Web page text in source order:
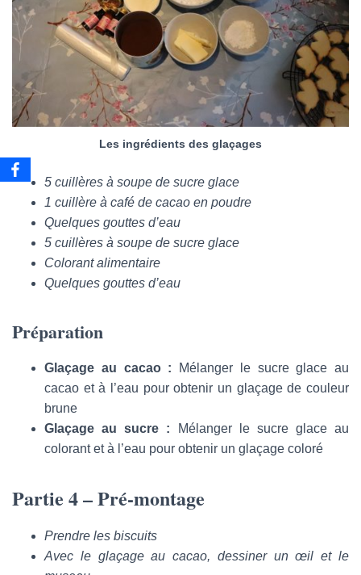
Les ingrédients des glaçages
5 cuillères à soupe de sucre glace
1 cuillère à café de cacao en poudre
Quelques gouttes d’eau
5 cuillères à soupe de sucre glace
Colorant alimentaire
Quelques gouttes d’eau
Préparation
Glaçage au cacao : Mélanger le sucre glace au
cacao et à l’eau pour obtenir un glaçage de couleur
brune
Glaçage au sucre :
Mélanger le sucre glace au
colorant et à l’eau pour obtenir un glaçage coloré
Partie 4 – Pré-montage
Prendre les biscuits
Avec le glaçage au cacao, dessiner un œil et le